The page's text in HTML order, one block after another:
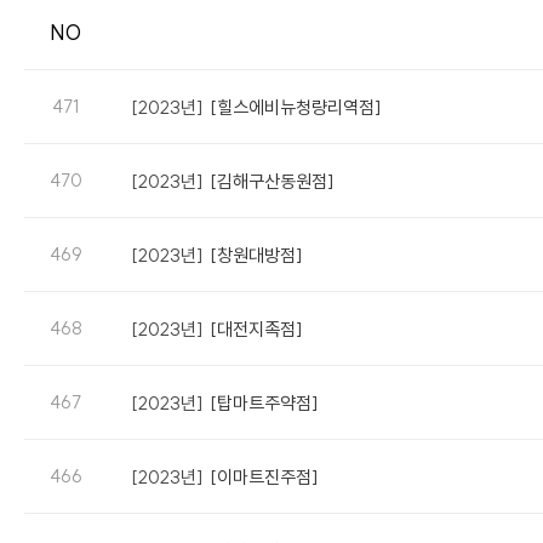
NO
471 [2023년] [힐스에비뉴청량리역점]
470 [2023년] [김해구산동원점]
469 [2023년] [창원대방점]
468 [2023년] [대전지족점]
467 [2023년] [탑마트주약점]
466 [2023년] [이마트진주점]